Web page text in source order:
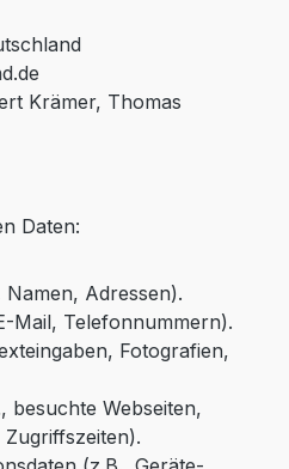
Krämer, Thomas
Daten:
Namen, Adressen).
Mail, Telefonnummern).
Fotografien,
besuchte Webseiten,